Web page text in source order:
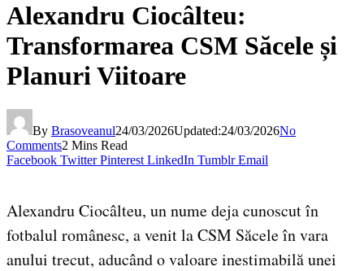
Alexandru Ciocâlteu:
Transformarea CSM Săcele și
Planuri Viitoare
By Brasoveanul24/03/2026Updated:24/03/2026No
Comments2 Mins Read
Facebook Twitter Pinterest LinkedIn Tumblr Email
Alexandru Ciocâlteu, un nume deja cunoscut în
fotbalul românesc, a venit la CSM Săcele în vara
anului trecut, aducând o valoare inestimabilă unei